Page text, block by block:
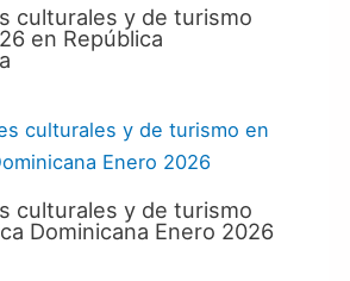
culturales y de turismo
en República
culturales y de turismo
Dominicana Enero 2026